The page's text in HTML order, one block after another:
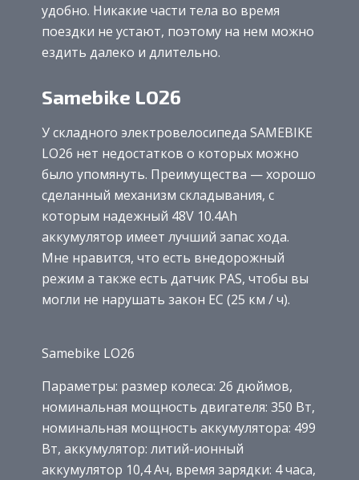
удобно. Никакие части тела во время
поездки не устают, поэтому на нем можно
ездить далеко и длительно.
Samebike LO26
У складного электровелосипеда SAMEBIKE
LO26 нет недостатков о которых можно
было упомянуть. Преимущества — хорошо
сделанный механизм складывания, с
которым надежный 48V 10.4Ah
аккумулятор имеет лучший запас хода.
Мне нравится, что есть внедорожный
режим а также есть датчик PAS, чтобы вы
могли не нарушать закон ЕС (25 км / ч).
Samebike LO26
Параметры: размер колеса: 26 дюймов,
номинальная мощность двигателя: 350 Вт,
номинальная мощность аккумулятора: 499
Вт, аккумулятор: литий-ионный
аккумулятор 10,4 Ач, время зарядки: 4 часа,